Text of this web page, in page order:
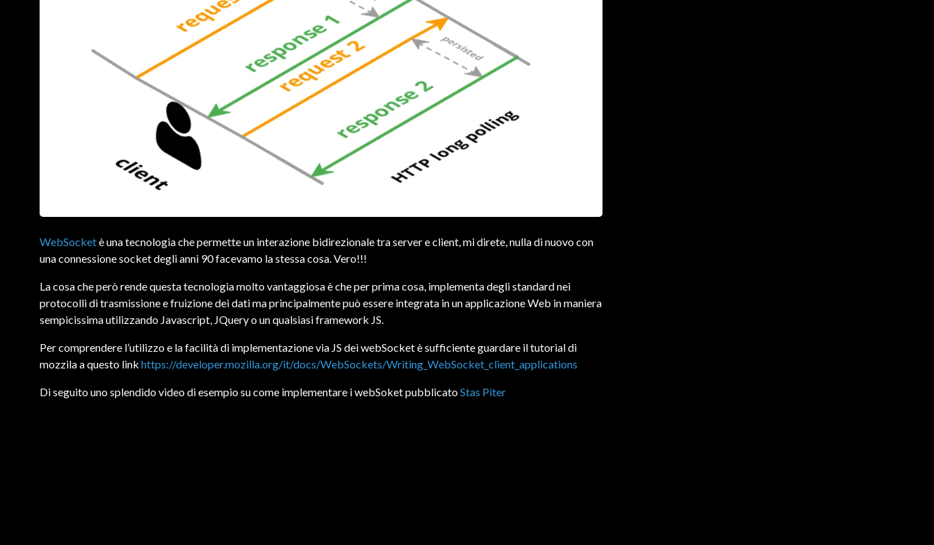
WebSocketè una tecnologia che permette un interazione bidirezionale tra server e client, mi direte, nulla di nuovo con
una connessione socket degli anni 90 facevamo la stessa cosa. Vero!!!
La cosa che però rende questa tecnologia molto vantaggiosa è che per prima cosa, implementa degli standard nei
protocolli di trasmissione e fruizione dei dati ma principalmente può essere integrata in un applicazione Web in maniera
sempicissima utilizzando Javascript, JQuery o un qualsiasi framework JS.
Per comprendere l’utilizzo e la facilità di implementazione via JS dei webSocket è sufficiente guardare il tutorial di
mozzila a questo link https://developer.mozilla.org/it/docs/WebSockets/Writing_WebSocket_client_applications
Di seguito uno splendido video di esempio su come implementare i webSoket pubblicatoStas Piter